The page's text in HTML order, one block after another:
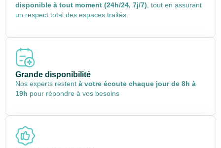
disponible à tout moment (24h/24, 7j/7), tout en assurant
un respect total des espaces traités.
Grande disponibilité
Nos experts restent à votre écoute chaque jour de 8h à
19h pour répondre à vos besoins